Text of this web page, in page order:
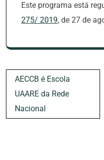
Este programa está
275/ 2019, de 27 de
Navegação
de
artigos
AECCB é Escola
UAARE da Rede
Nacional